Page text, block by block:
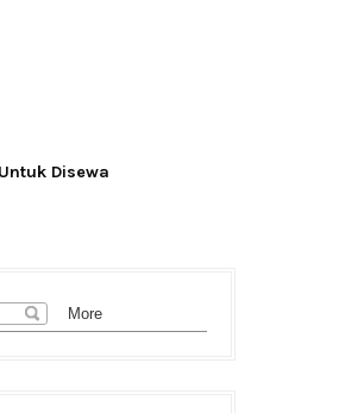
Untuk Disewa